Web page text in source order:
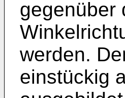
gegenüber
werden.
einstückig